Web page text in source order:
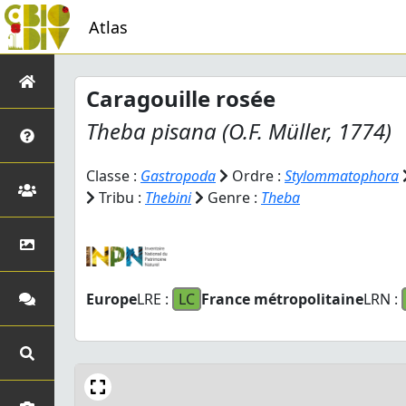
Atlas
Caragouille rosée
Theba pisana (O.F. Müller, 1774)
Classe : Gastropoda Ordre : Stylommatophora
Tribu : Thebini Genre : Theba
EuropeLRE : LC France métropolitaineLRN :